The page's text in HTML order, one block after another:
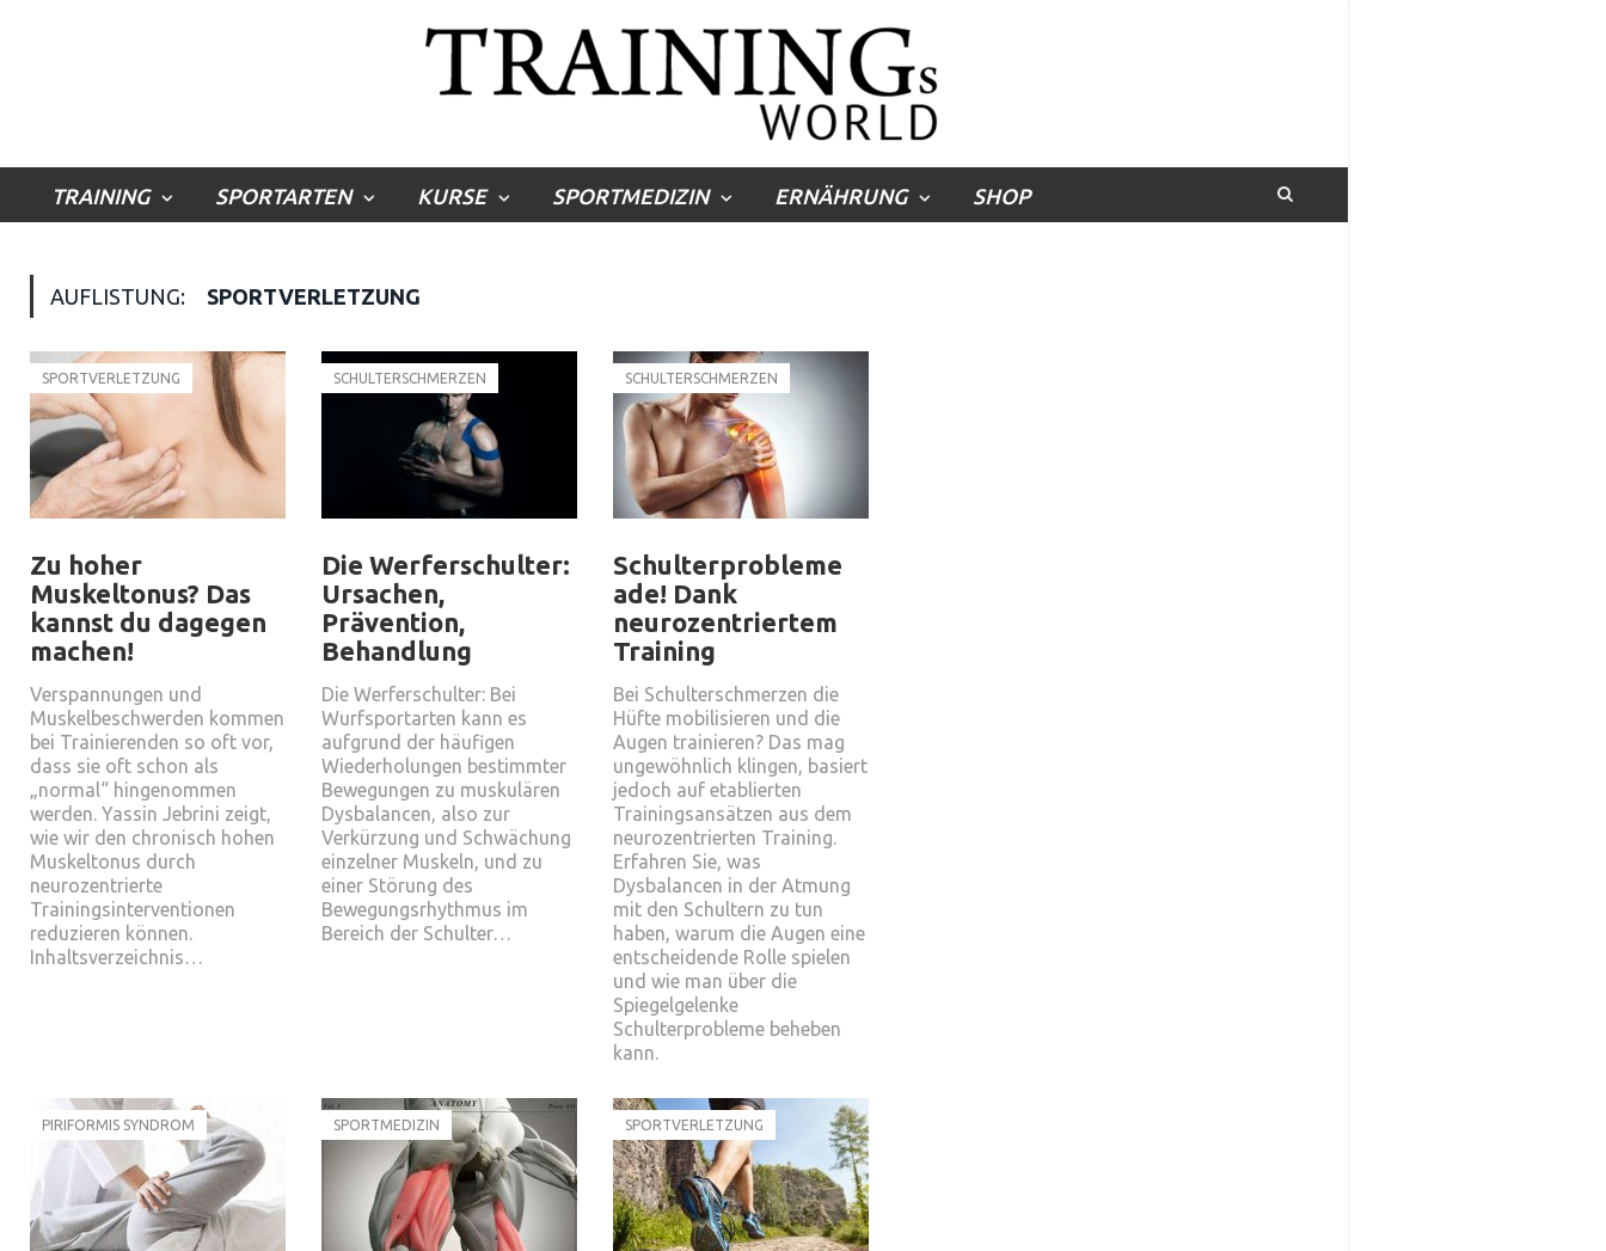
TRAINING SPORTARTEN KURSE SPORTMEDIZIN ERNÄHRUNG SHOP
AUFLISTUNG: SPORTVERLETZUNG
SPORTVERLETZUNG
Zu hoher
Muskeltonus? Das
kannst du dagegen
machen!
Verspannungen und
Muskelbeschwerden kommen
bei Trainierenden so oft vor,
dass sie oft schon als
„normal“ hingenommen
werden. Yassin Jebrini zeigt,
wie wir den chronisch hohen
Muskeltonus durch
neurozentrierte
Trainingsinterventionen
reduzieren können.
Inhaltsverzeichnis…
SCHULTERSCHMERZEN
Die Werferschulter:
Ursachen,
Prävention,
Behandlung
Die Werferschulter: Bei
Wurfsportarten kann es
aufgrund der häufigen
Wiederholungen bestimmter
Bewegungen zu muskulären
Dysbalancen, also zur
Verkürzung und Schwächung
einzelner Muskeln, und zu
einer Störung des
Bewegungsrhythmus im
Bereich der Schulter…
SCHULTERSCHMERZEN
Schulterprobleme
ade! Dank
neurozentriertem
Training
Bei Schulterschmerzen die
Hüfte mobilisieren und die
Augen trainieren? Das mag
ungewöhnlich klingen, basiert
jedoch auf etablierten
Trainingsansätzen aus dem
neurozentrierten Training.
Erfahren Sie, was
Dysbalancen in der Atmung
mit den Schultern zu tun
haben, warum die Augen eine
entscheidende Rolle spielen
und wie man über die
Spiegelgelenke
Schulterprobleme beheben
kann.
PIRIFORMIS SYNDROM SPORTMEDIZIN SPORTVERLETZUNG